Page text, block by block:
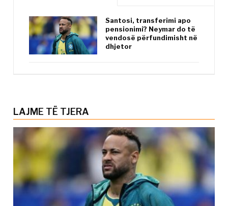
Santosi, transferimi apo
pensionimi? Neymar do të
vendosë përfundimisht në
dhjetor
LAJME TË TJERA